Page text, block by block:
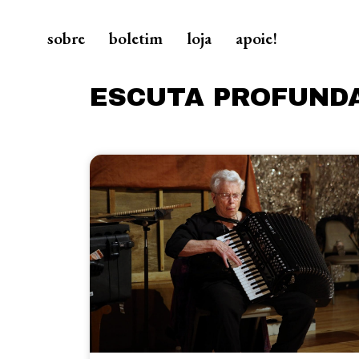
sobre boletim loja apoie!
ESCUTA